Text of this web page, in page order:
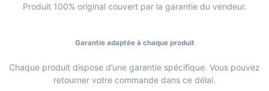
Produit 100% original couvert par la garantie du vendeur.
Garantie adaptée à chaque produit
Chaque produit dispose d’une garantie spécifique. Vous pouvez
retourner votre commande dans ce délai.